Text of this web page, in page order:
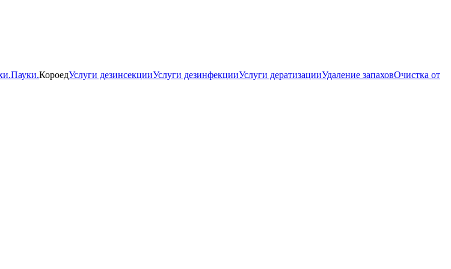
Пауки.КороедУслуги дезинсекцииУслуги дезинфекцииУслуги дератизацииУдаление запаховОчистка от